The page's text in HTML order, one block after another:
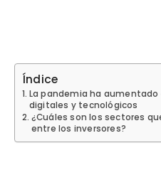
Índice
La pandemia ha
digitales y tecnológicos
¿Cuáles son los sectores
entre los inversores?